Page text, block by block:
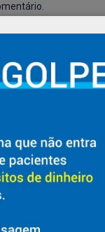
da saúde
com a vida em